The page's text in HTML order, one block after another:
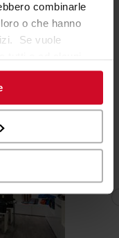
combinarle
o che hanno
Se vuole
espresso
Se non vuole i
sul tasto